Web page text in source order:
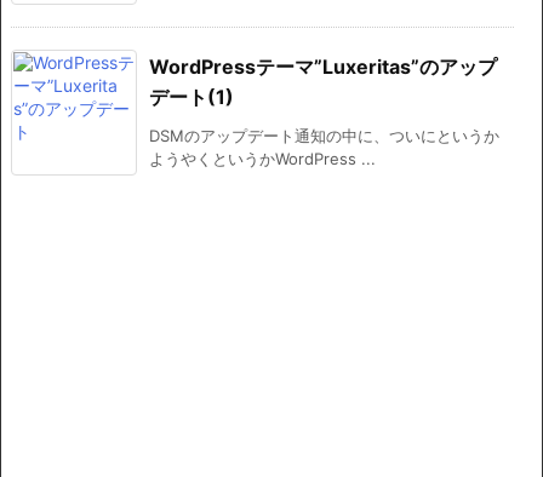
WordPressテーマ”Luxeritas”のアップ
デート(1)
DSMのアップデート通知の中に、ついにというか
ようやくというかWordPress ...